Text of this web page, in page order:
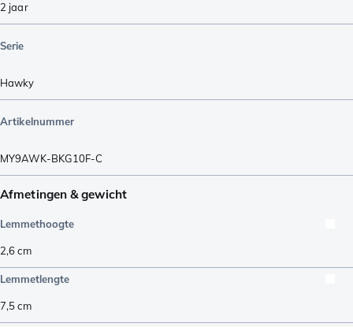
2 jaar
Serie
Hawky
Artikelnummer
MY9AWK-BKG10F-C
Afmetingen & gewicht
Lemmethoogte
2,6cm
Lemmetlengte
7,5cm